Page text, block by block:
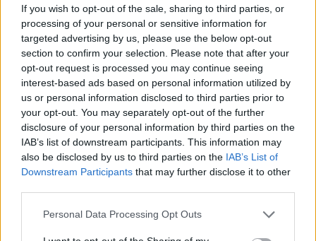
If you wish to opt-out of the sale, sharing to third parties, or
processing of your personal or sensitive information for
targeted advertising by us, please use the below opt-out
section to confirm your selection. Please note that after your
opt-out request is processed you may continue seeing
interest-based ads based on personal information utilized by
us or personal information disclosed to third parties prior to
your opt-out. You may separately opt-out of the further
disclosure of your personal information by third parties on the
IAB’s list of downstream participants. This information may
also be disclosed by us to third parties on the IAB’s List of
Downstream Participants that may further disclose it to other
Personal Data Processing Opt Outs
επιχειρηματικό τοπίο γύρω από το mobility και τις
λύσεις mobile first, προσφέρουν ευκαιρίες για
ανάπτυξη και μετασχηματισμό.
Το μέλλον του mobile business φαίνεται ακόμη πιο
ελπιδοφόρο, με τις εξελίξεις γύρω από το 5G
αλλά και τις νέες γενιές που έρχονται τα επόμενα
χρόνια, οι οποίες εμφανίζονται έτοιμες να
ξεκλειδώσουν πρωτοφανή επίπεδα ταχύτητας
και συνδεσιμότητας. Αυτό το άλμα προς τα
εμπρός θα επιτρέψει νέα επιχειρηματικά μοντέλα
εφαρμογών IoT, λύσεων έξυπνων πόλεων και
καθηλωτικών εμπειριών επαυξημένης και